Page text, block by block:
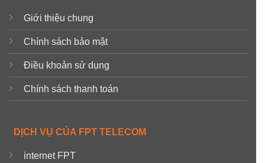
Giới thiệu chung
Chính sách bảo mật
Điều khoản sử dụng
Chính sách thanh toán
DỊCH VỤ CỦA FPT TELECOM
internet FPT